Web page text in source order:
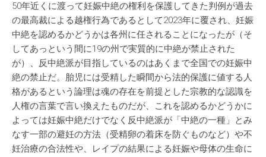
50年近くに渡って妊娠中絶の権利を保護してきた判例が過去
の最高裁による越権行為であるとして2023年に覆され、妊娠
中絶を認めるかどうかは各州に任されることになったが（そ
してあっという間に19の州で実質的に中絶が禁止された
が）、反中絶派が目指しているのはあくまで全国での妊娠中
絶の禁止だ。胎児には受精した瞬間から法的保護に値する人
格があるという論理は魂の存在を前提とした宗教的な認識を
人権の言葉で言い換えたものだが、これを認めるかどうかに
よっては妊娠中絶だけでなく反中絶派が「中絶の一種」とみ
なす一部の避妊の方法（受精卵の着床を防ぐものなど）や不
妊治療の合法性や、レイプの結果による妊娠や母体の生命に